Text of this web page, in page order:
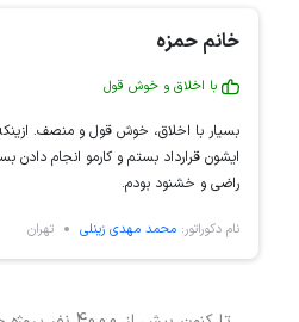
خانم حمزه
با اخلاق و خوش قول
بسیار با اخلاق، خوش قول و منصف.
ایشون قرارداد بستم و کارمو انجام دادن
راضی و خشنود بودم.
نام دکوراتور: محمد مهدی زینلی تهران